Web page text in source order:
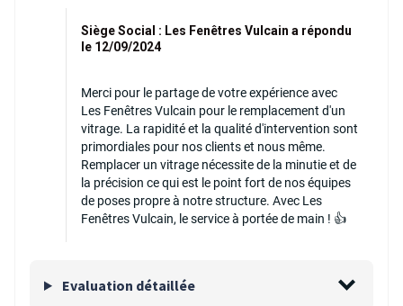
Siège Social : Les Fenêtres Vulcain a répondu
le 12/09/2024
Merci pour le partage de votre expérience avec
Les Fenêtres Vulcain pour le remplacement d'un
vitrage. La rapidité et la qualité d'intervention sont
primordiales pour nos clients et nous même.
Remplacer un vitrage nécessite de la minutie et de
la précision ce qui est le point fort de nos équipes
de poses propre à notre structure. Avec Les
Fenêtres Vulcain, le service à portée de main ! 👍
Evaluation détaillée